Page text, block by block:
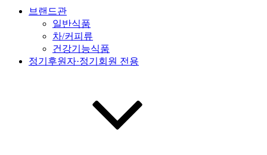
브랜드관
일반식품
차/커피류
건강기능식품
정기후원자·정기회원 전용